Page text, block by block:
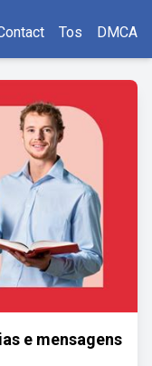
Tos DMCA
e mensagens